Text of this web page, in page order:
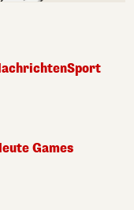
Sport
Games